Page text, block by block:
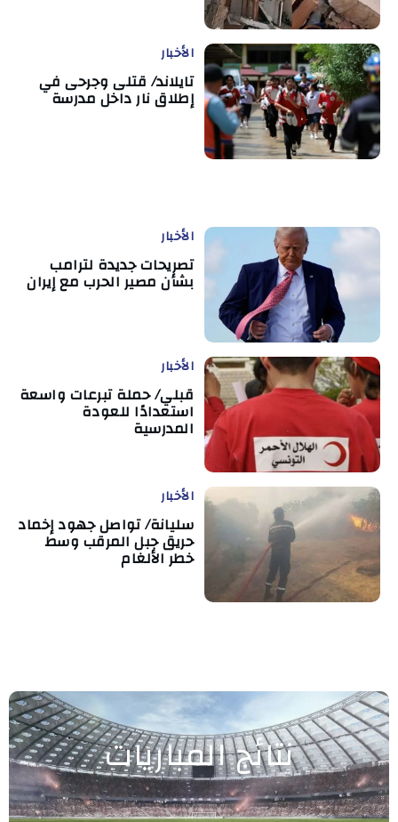
الأخبار
تايلاند/ قتلى وجرحى في
إطلاق نار داخل مدرسة
الأخبار
تصريحات جديدة لترامب
بشأن مصير الحرب مع إيران
الأخبار
قبلي/ حملة تبرعات واسعة
استعدادًا للعودة
المدرسية
الأخبار
سليانة/ تواصل جهود إخماد
حريق جبل المرقب وسط
خطر الألغام
نتائج المباريات